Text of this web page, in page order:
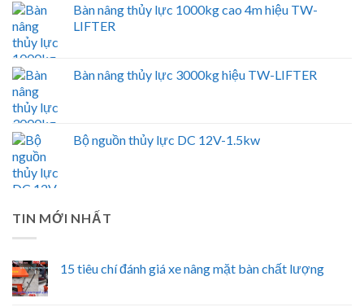
Bàn nâng thủy lực 1000kg cao 4m hiệu TW-
LIFTER
Bàn nâng thủy lực 3000kg hiệu TW-LIFTER
Bộ nguồn thủy lực DC 12V-1.5kw
TIN MỚI NHẤT
15 tiêu chí đánh giá xe nâng mặt bàn chất lượng